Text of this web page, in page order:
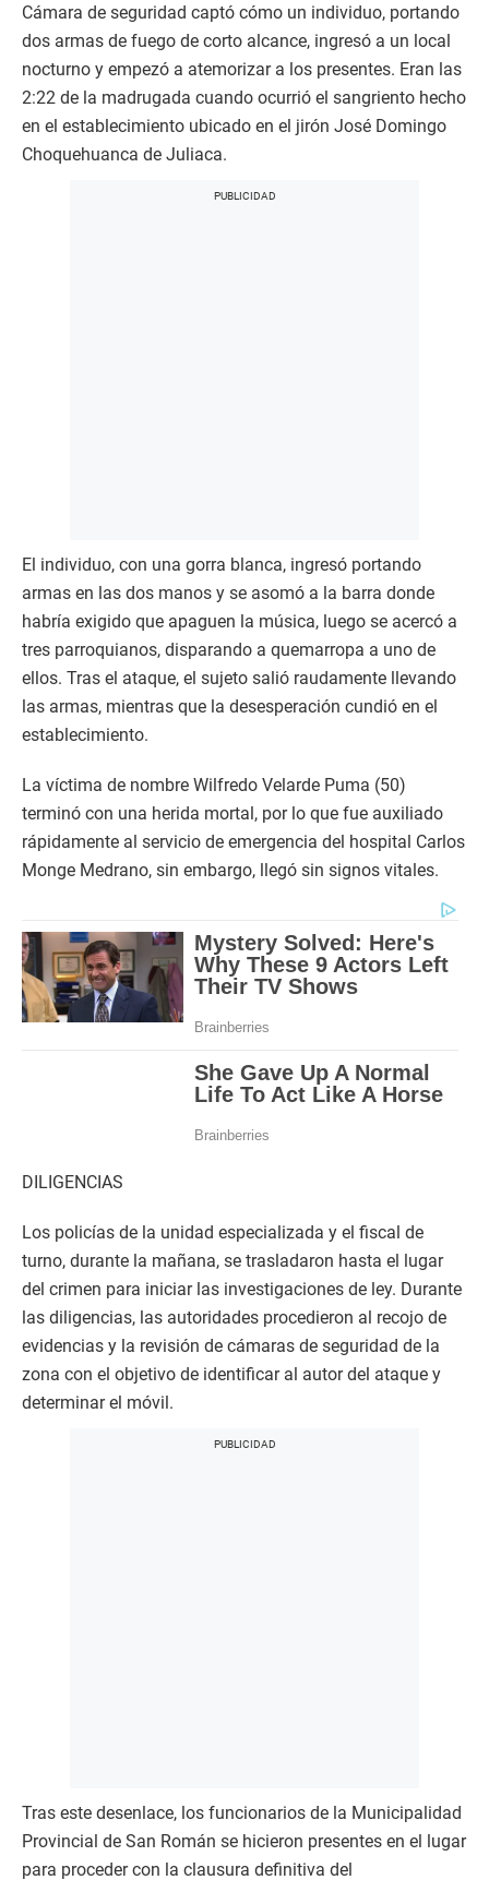
Cámara de seguridad captó cómo un individuo, portando
dos armas de fuego de corto alcance, ingresó a un local
nocturno y empezó a atemorizar a los presentes. Eran las
2:22 de la madrugada cuando ocurrió el sangriento hecho
en el establecimiento ubicado en el jirón José Domingo
Choquehuanca de Juliaca.
El individuo, con una gorra blanca, ingresó portando
armas en las dos manos y se asomó a la barra donde
habría exigido que apaguen la música, luego se acercó a
tres parroquianos, disparando a quemarropa a uno de
ellos. Tras el ataque, el sujeto salió raudamente llevando
las armas, mientras que la desesperación cundió en el
establecimiento.
La víctima de nombre Wilfredo Velarde Puma (50)
terminó con una herida mortal, por lo que fue auxiliado
rápidamente al servicio de emergencia del hospital Carlos
Monge Medrano, sin embargo, llegó sin signos vitales.
DILIGENCIAS
Los policías de la unidad especializada y el fiscal de
turno, durante la mañana, se trasladaron hasta el lugar
del crimen para iniciar las investigaciones de ley. Durante
las diligencias, las autoridades procedieron al recojo de
evidencias y la revisión de cámaras de seguridad de la
zona con el objetivo de identificar al autor del ataque y
determinar el móvil.
Tras este desenlace, los funcionarios de la Municipalidad
Provincial de San Román se hicieron presentes en el lugar
para proceder con la clausura definitiva del